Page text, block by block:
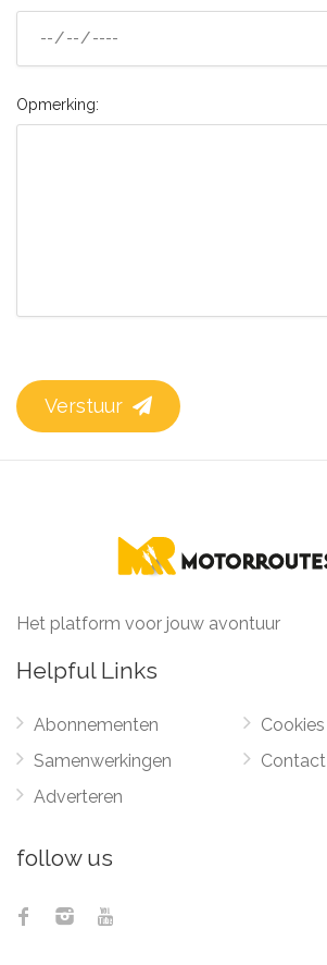
Opmerking:
Verstuur
Het platform voor jouw avontuur
Helpful Links
Abonnementen
Samenwerkingen
Adverteren
Cookies
Contact
follow us